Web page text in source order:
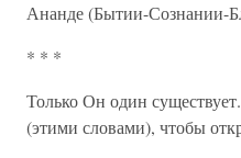
Ананде (Бытии-Сознании-
* * *
Только Он один
(этими словами), чтобы